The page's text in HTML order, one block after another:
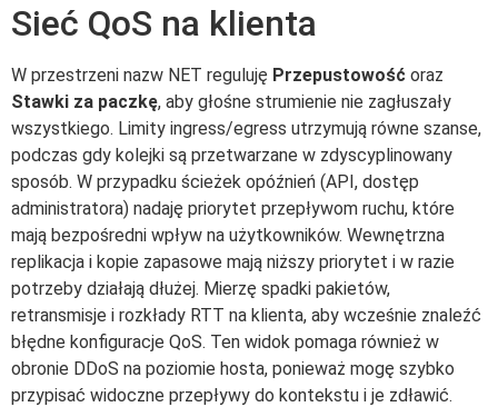
Sieć QoS na klienta
W przestrzeni nazw NET reguluję Przepustowość oraz
Stawki za paczkę, aby głośne strumienie nie zagłuszały
wszystkiego. Limity ingress/egress utrzymują równe szanse,
podczas gdy kolejki są przetwarzane w zdyscyplinowany
sposób. W przypadku ścieżek opóźnień (API, dostęp
administratora) nadaję priorytet przepływom ruchu, które
mają bezpośredni wpływ na użytkowników. Wewnętrzna
replikacja i kopie zapasowe mają niższy priorytet i w razie
potrzeby działają dłużej. Mierzę spadki pakietów,
retransmisje i rozkłady RTT na klienta, aby wcześnie znaleźć
błędne konfiguracje QoS. Ten widok pomaga również w
obronie DDoS na poziomie hosta, ponieważ mogę szybko
przypisać widoczne przepływy do kontekstu i je zdławić.